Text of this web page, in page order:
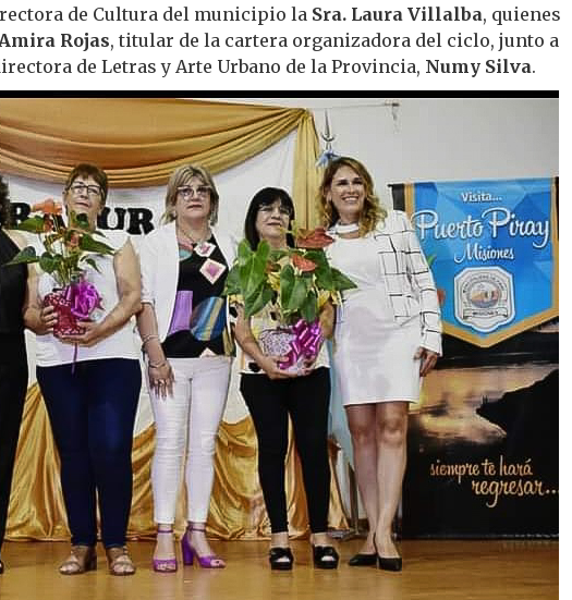
de Cultura del municipio la Sra. Laura Villalba, quienes
Amira Rojas, titular de la cartera organizadora del ciclo, junto a
de Letras y Arte Urbano de la Provincia, Numy Silva.